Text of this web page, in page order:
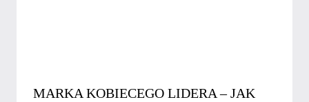
MARKA KOBIECEGO LIDERA – JAK